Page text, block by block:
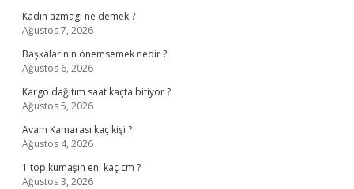
Kadın azmagı ne demek ?
Ağustos 7, 2026
Başkalarının önemsemek nedir ?
Ağustos 6, 2026
Kargo dağıtım saat kaçta bitiyor ?
Ağustos 5, 2026
Avam Kamarası kaç kişi ?
Ağustos 4, 2026
1 top kumaşın eni kaç cm ?
Ağustos 3, 2026